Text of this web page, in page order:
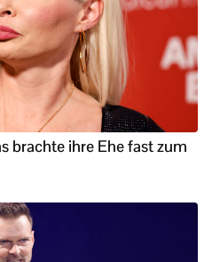
brachte ihre Ehe fast zum